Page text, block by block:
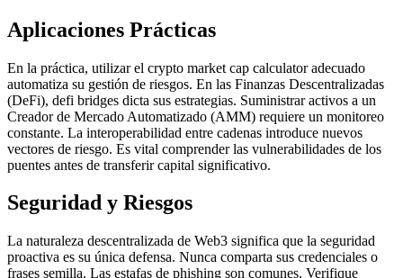
Aplicaciones Prácticas
En la práctica, utilizar el crypto market cap calculator adecuado
automatiza su gestión de riesgos. En las Finanzas Descentralizadas
(DeFi), defi bridges dicta sus estrategias. Suministrar activos a un
Creador de Mercado Automatizado (AMM) requiere un monitoreo
constante. La interoperabilidad entre cadenas introduce nuevos
vectores de riesgo. Es vital comprender las vulnerabilidades de los
puentes antes de transferir capital significativo.
Seguridad y Riesgos
La naturaleza descentralizada de Web3 significa que la seguridad
proactiva es su única defensa. Nunca comparta sus credenciales o
frases semilla. Las estafas de phishing son comunes. Verifique